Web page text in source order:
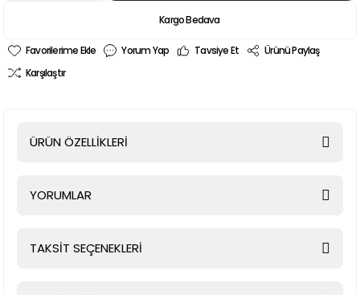
Kargo Bedava
Yorum Yap Tavsiye Et
Ürünü Paylaş
Karşılaştır
ÜRÜN ÖZELLİKLERİ
YORUMLAR
TAKSİT SEÇENEKLERİ